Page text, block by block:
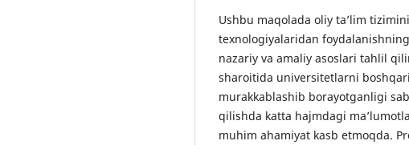
Ushbu maqolada oliy ta’lim
texnologiyalaridan foydalanishning
nazariy va amaliy asoslari tahlil
sharoitida universitetlarni
murakkablashib borayotganligi
qilishda katta hajmdagi
muhim ahamiyat kasb etmoqda.